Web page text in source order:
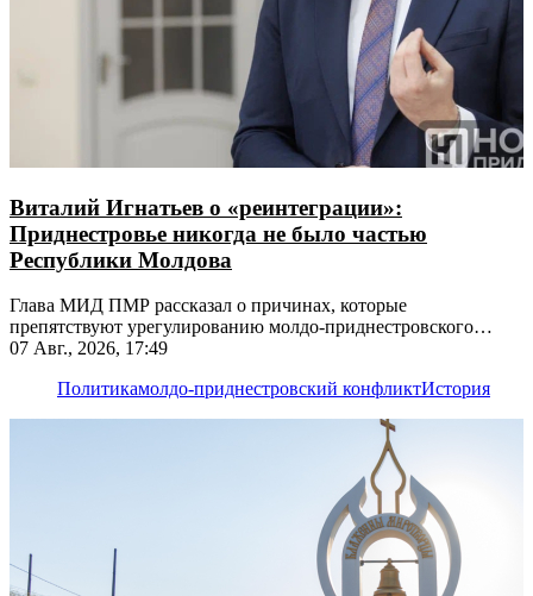
Виталий Игнатьев о «реинтеграции»:
Приднестровье никогда не было частью
Республики Молдова
Глава МИД ПМР рассказал о причинах, которые
препятствуют урегулированию молдо-приднестровского
конфликта
07 Авг., 2026, 17:49
Политикамолдо-приднестровский конфликтИстория